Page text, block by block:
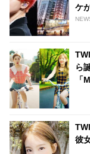
ケ
の
ら
「
彼